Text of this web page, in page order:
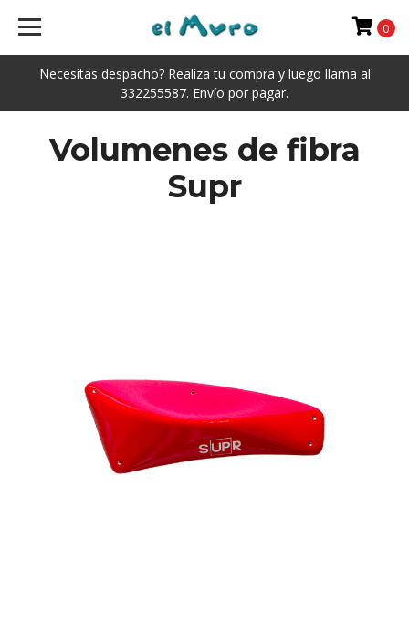
Necesitas despacho? Realiza tu compra y luego llama al
332255587. Envío por pagar.
0
Volumenes de fibra
Supr